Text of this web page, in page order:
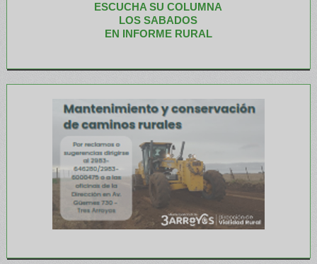
ESCUCHA SU COLUMNA
LOS SABADOS
EN INFORME RURAL